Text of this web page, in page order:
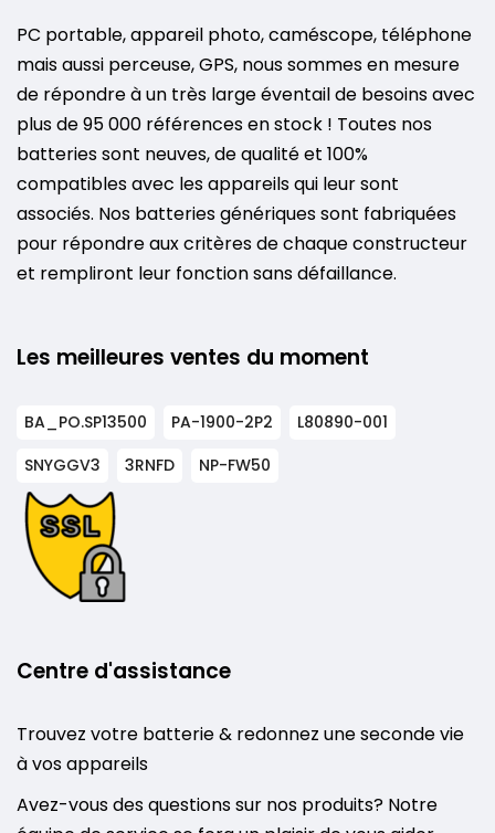
PC portable, appareil photo, caméscope, téléphone
mais aussi perceuse, GPS, nous sommes en mesure
de répondre à un très large éventail de besoins avec
plus de 95 000 références en stock ! Toutes nos
batteries sont neuves, de qualité et 100%
compatibles avec les appareils qui leur sont
associés. Nos batteries génériques sont fabriquées
pour répondre aux critères de chaque constructeur
et rempliront leur fonction sans défaillance.
Les meilleures ventes du moment
BA_PO.SP13500 PA-1900-2P2
L80890-001
SNYGGV3
3RNFD NP-FW50
Centre d'assistance
Trouvez votre batterie & redonnez une seconde vie
à vos appareils
Avez-vous des questions sur nos produits? Notre